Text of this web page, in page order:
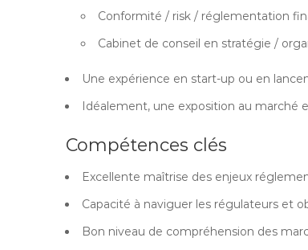
Conformité / risk / réglementation
Cabinet de conseil en stratégie /
Une expérience en start-up ou en
Idéalement, une exposition au marché
Compétences clés
Excellente maîtrise des enjeux
Capacité à naviguer les régulateurs et
Bon niveau de compréhension des